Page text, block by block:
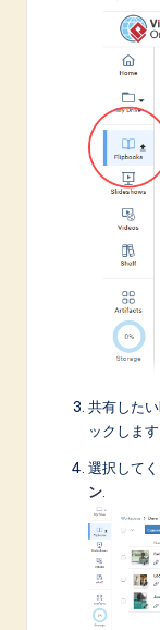
共有した
ックします
選択して
ン